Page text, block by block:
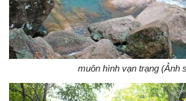
muôn hình vạn trạng (Ảnh